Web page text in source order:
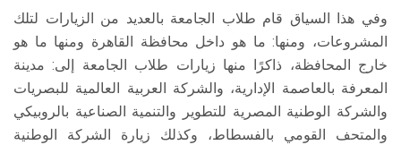
وفي هذا السياق قام طلاب الجامعة بالعديد من الزيارات لتلك
المشروعات، ومنها: ما هو داخل محافظة القاهرة ومنها ما هو
خارج المحافظة، ذاكرًا منها زيارات طلاب الجامعة إلى: مدينة
المعرفة بالعاصمة الإدارية، والشركة العربية العالمية للبصريات
والشركة الوطنية المصرية للتطوير والتنمية الصناعية بالروبيكي
والمتحف القومي بالفسطاط، وكذلك زيارة الشركة الوطنية